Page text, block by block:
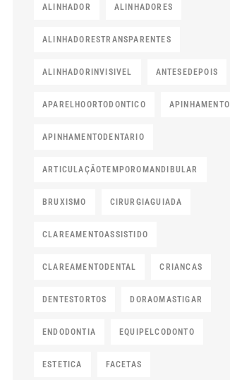
ALINHADOR ALINHADORES
ALINHADORESTRANSPARENTES
ALINHADORINVISIVEL ANTESEDEPOIS
APARELHOORTODONTICO APINHAMENTO
APINHAMENTODENTARIO
ARTICULAÇÃOTEMPOROMANDIBULAR
BRUXISMO CIRURGIAGUIADA
CLAREAMENTOASSISTIDO
CLAREAMENTODENTAL CRIANCAS
DENTESTORTOS DORAOMASTIGAR
ENDODONTIA EQUIPELCODONTO
ESTETICA FACETAS